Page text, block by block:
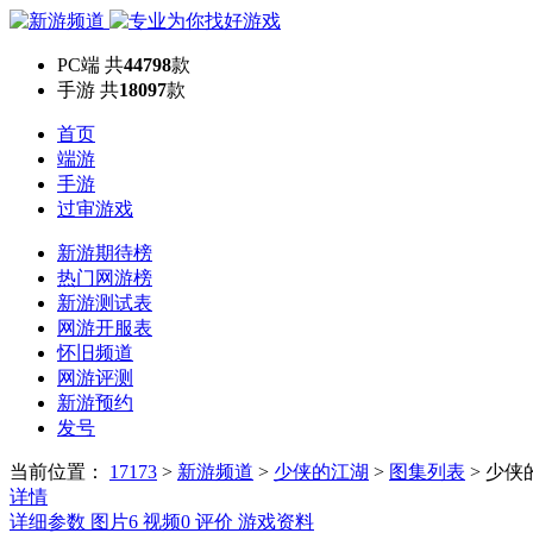
PC端 共44798款
手游 共18097款
首页
端游
手游
过审游戏
新游期待榜
热门网游榜
新游测试表
网游开服表
怀旧频道
网游评测
新游预约
发号
当前位置： 17173 > 新游频道 > 少侠的江湖 > 图集列表 > 少侠
详情
详细参数 图片6 视频0 评价 游戏资料